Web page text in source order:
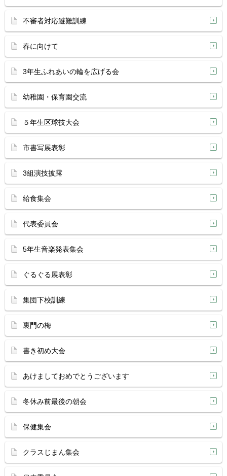
不審者対応避難訓練
春に向けて
3年生ふれあいの輪を広げる会
幼稚園・保育園交流
５年生区球技大会
市書写展表彰
3組演技披露
給食集会
代表委員会
5年生音楽発表集会
ぐるぐる展表彰
集団下校訓練
裏門の梅
書き初め大会
あけましておめでとうございます
冬休み前最後の朝会
保健集会
クラスじまん集会